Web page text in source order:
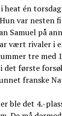
heat én
var nesten
Samuel på
vært rivaler i
tre med
første
franske
ble det 4.-